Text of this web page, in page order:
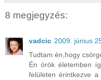
8 megjegyzés:
vadcic 2009. június
Tudtam én,hogy
Én örök életemben
felületen érintkezve